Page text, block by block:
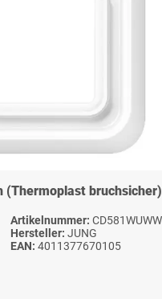
(Thermoplast bruchsicher)
Artikelnummer: CD581WUWW
Hersteller: JUNG
EAN: 4011377670105